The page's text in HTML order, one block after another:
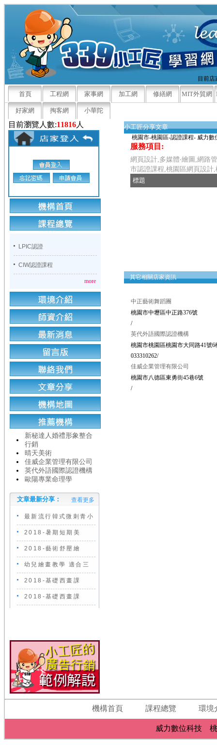
目前
首頁 工程網 家事網 加工網 修繕網 MIT外貿網
好家網 掏客網 小華陀
目前瀏覽人數:11816人
LPIC認證
CIW認證課程
more
新秘達人婚禮形象整合
行銷
晴天美術
佳威企業管理有限公司
英代外語國際認證機構
歐陽專業命理學
文章最新分享： 查看更多
最新流行韓式微刺青小
2018-暑期短期美
2018-藝術舒壓繪
幼兒繪畫教學 適合三
2018-基礎西畫課
2018-基礎西畫課
小工匠分享文章
桃園市-桃園區-認證課程- 威力數
服務項目:
網頁設計,多媒體‧繪圖,網路
市認證課程,桃園區網頁設計
標題
其它相關店家資訊
中正藝術舞蹈團
桃園市中壢區中正路376號
/
英代外語國際認證機構
桃園市桃園區桃園市大同路41號6
033310262/
佳威企業管理有限公司
桃園市八德區東勇街45巷6號
/
機構首頁 課程總覽 環境
威力數位科技